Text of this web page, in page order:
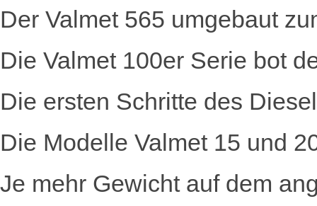
Der Valmet 565 umgebaut
Die Valmet 100er Serie bot
Die ersten Schritte des
Die Modelle Valmet 15 und
Je mehr Gewicht auf dem